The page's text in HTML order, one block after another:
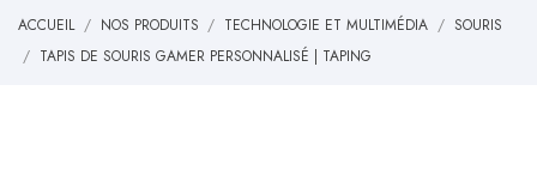
ACCUEIL NOS PRODUITS TECHNOLOGIE ET MULTIMÉDIA
SOURIS
TAPIS DE SOURIS GAMER PERSONNALISÉ | TAPING